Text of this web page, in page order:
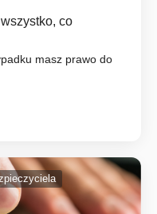
co
masz prawo do